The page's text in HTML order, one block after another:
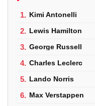
1. Kimi Antonelli
2. Lewis Hamilton
3. George Russell
4. Charles Leclerc
5. Lando Norris
6. Max Verstappen